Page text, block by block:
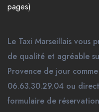
pages)
Le Taxi Marseillais vous
de qualité et agréable
Provence de jour
06.63.30.29.04 ou
formulaire de